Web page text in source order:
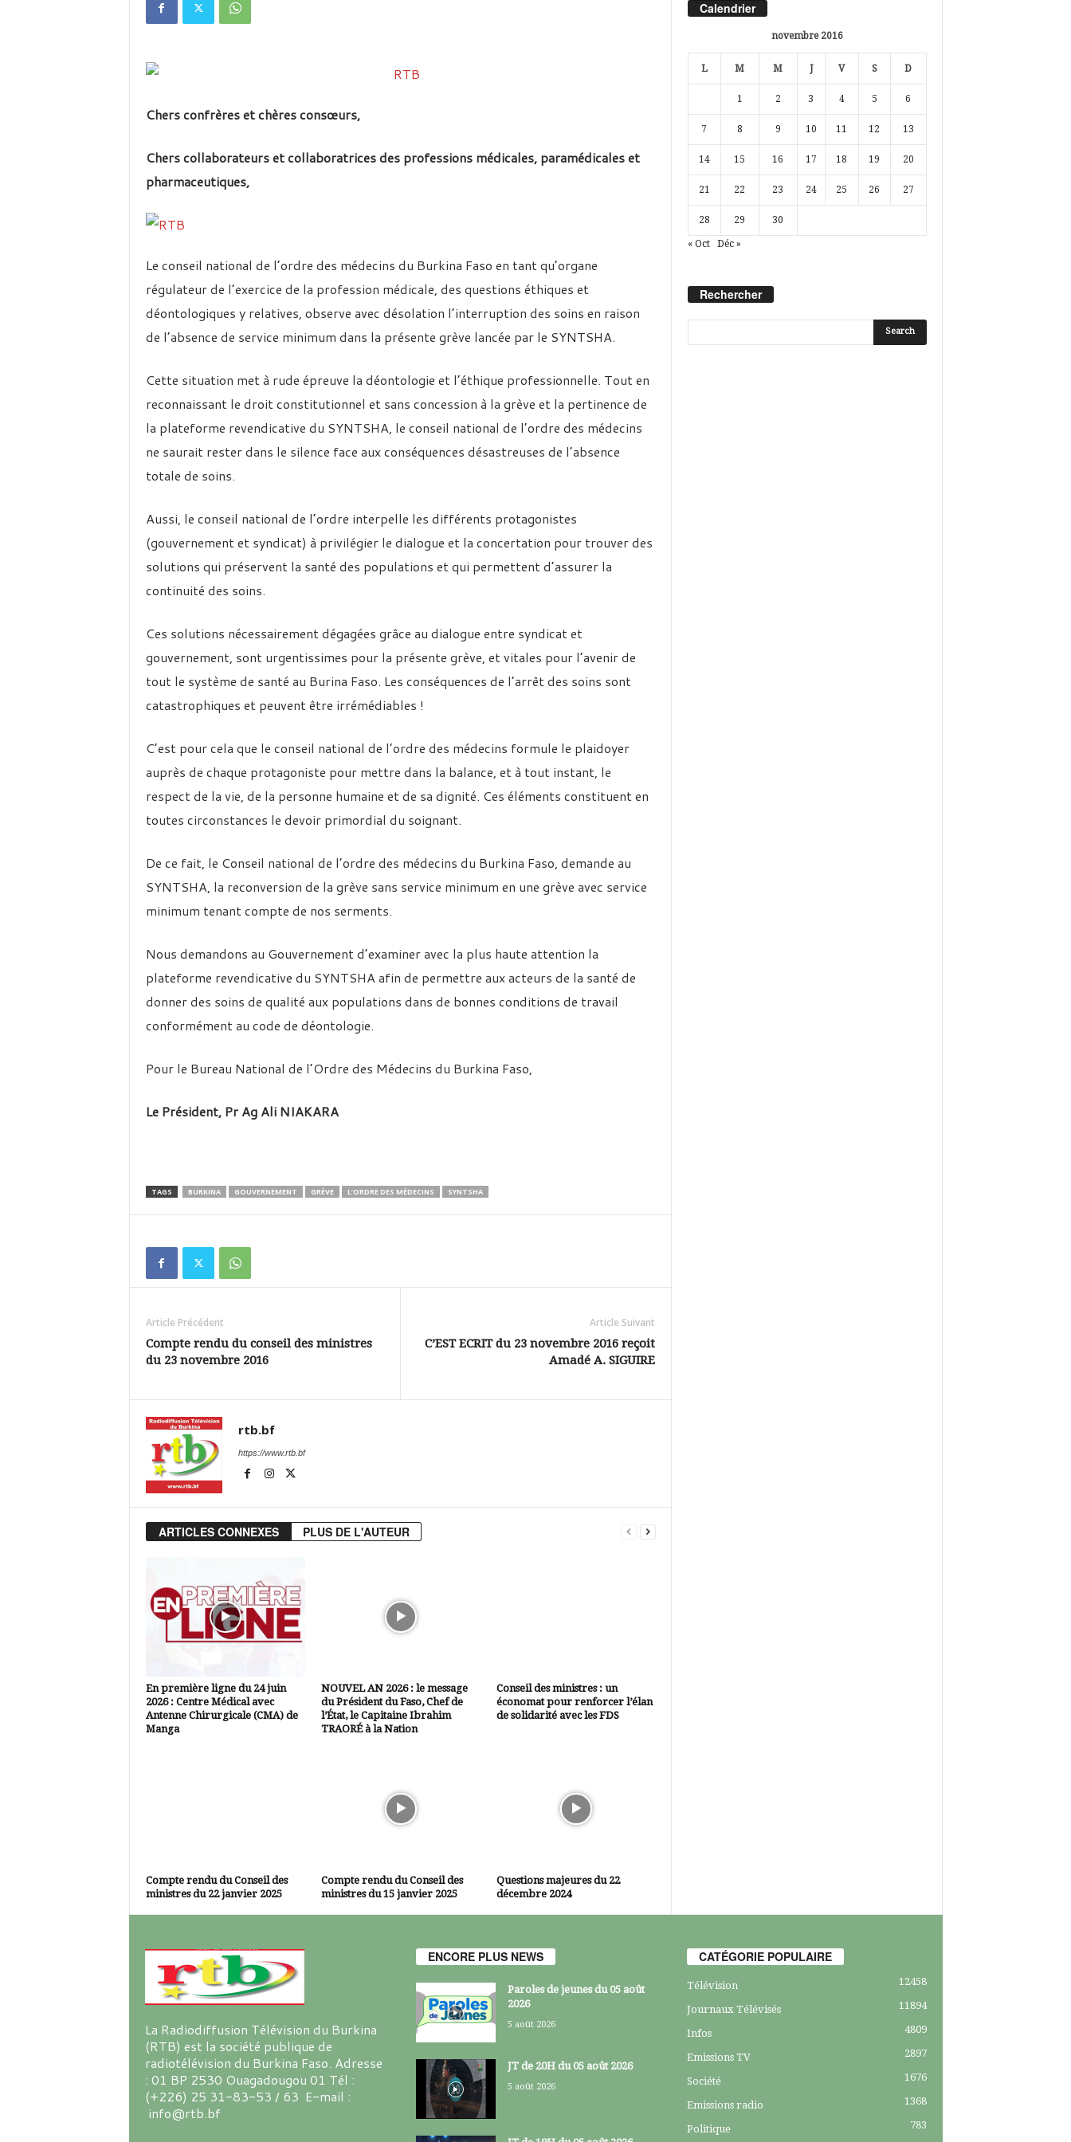
Chers confrères et chères consœurs,
Chers collaborateurs et collaboratrices des professions médicales, paramédicales et
pharmaceutiques,
Le conseil national de l’ordre des médecins du Burkina Faso en tant qu’organe
régulateur de l’exercice de la profession médicale, des questions éthiques et
déontologiques y relatives, observe avec désolation l’interruption des soins en raison
de l’absence de service minimum dans la présente grève lancée par le SYNTSHA.
Cette situation met à rude épreuve la déontologie et l’éthique professionnelle. Tout en
reconnaissant le droit constitutionnel et sans concession à la grève et la pertinence de
la plateforme revendicative du SYNTSHA, le conseil national de l’ordre des médecins
ne saurait rester dans le silence face aux conséquences désastreuses de l’absence
totale de soins.
Aussi, le conseil national de l’ordre interpelle les différents protagonistes
(gouvernement et syndicat) à privilégier le dialogue et la concertation pour trouver des
solutions qui préservent la santé des populations et qui permettent d’assurer la
continuité des soins.
Ces solutions nécessairement dégagées grâce au dialogue entre syndicat et
gouvernement, sont urgentissimes pour la présente grève, et vitales pour l’avenir de
tout le système de santé au Burina Faso. Les conséquences de l’arrêt des soins sont
catastrophiques et peuvent être irrémédiables !
C’est pour cela que le conseil national de l’ordre des médecins formule le plaidoyer
auprès de chaque protagoniste pour mettre dans la balance, et à tout instant, le
respect de la vie, de la personne humaine et de sa dignité. Ces éléments constituent en
toutes circonstances le devoir primordial du soignant.
De ce fait, le Conseil national de l’ordre des médecins du Burkina Faso, demande au
SYNTSHA, la reconversion de la grève sans service minimum en une grève avec service
minimum tenant compte de nos serments.
Nous demandons au Gouvernement d’examiner avec la plus haute attention la
plateforme revendicative du SYNTSHA afin de permettre aux acteurs de la santé de
donner des soins de qualité aux populations dans de bonnes conditions de travail
conformément au code de déontologie.
Pour le Bureau National de l’Ordre des Médecins du Burkina Faso,
Le Président, Pr Ag Ali NIAKARA
TAGS BURKINA GOUVERNEMENT GRÈVE L’ORDRE DES MÉDECINS SYNTSHA
Article Précédent
Compte rendu du conseil des ministres
du 23 novembre 2016
Article Suivant
C’EST ECRIT du 23 novembre 2016 reçoit
Amadé A. SIGUIRE
rtb.bf
https://www.rtb.bf
ARTICLES CONNEXES PLUS DE L'AUTEUR
En première ligne du 24 juin
2026 : Centre Médical avec
Antenne Chirurgicale (CMA) de
Manga
NOUVEL AN 2026 : le message
du Président du Faso, Chef de
l’État, le Capitaine Ibrahim
TRAORÉ à la Nation
Conseil des ministres : un
économat pour renforcer l’élan
de solidarité avec les FDS
Compte rendu du Conseil des
ministres du 22 janvier 2025
Compte rendu du Conseil des
ministres du 15 janvier 2025
Questions majeures du 22
décembre 2024
Calendrier
novembre 2016
L M M J V S D
1 2 3 4 5 6
7 8 9 10 11 12 13
14 15 16 17 18 19 20
21 22 23 24 25 26 27
28 29 30
« Oct Déc »
Rechercher
La Radiodiffusion Télévision du Burkina
(RTB) est la société publique de
radiotélévision du Burkina Faso. Adresse
: 01 BP 2530 Ouagadougou 01 Tél :
(+226) 25 31-83-53 / 63 E-mail :
info@rtb.bf
ENCORE PLUS NEWS
Paroles de jeunes du 05 août
2026
5 août 2026
JT de 20H du 05 août 2026
5 août 2026
CATÉGORIE POPULAIRE
Télévision 12458
Journaux Télévisés 11894
Infos 4809
Emissions TV 2897
Société 1676
Emissions radio 1368
Politique 783